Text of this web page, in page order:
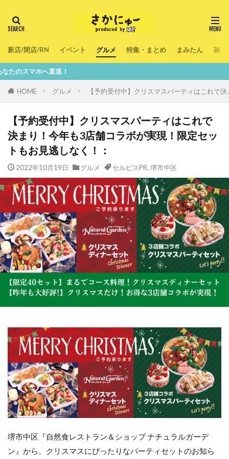
新店/閉店/RN イベント グルメ 特集・まとめ まみたん 暮ら
送！
HOME グルメ 【予約受付中】クリスマスパーティはこれで
【予約受付中】クリスマスパーティはこれで
決まり！今年も3店舗コラボが実現！限定セッ
トもお見逃しなく！：
2022年10月19日 グルメ セルビスPR, 堺市中区
堺市中区『自然食レストラン＆ショップ ナチュラルガーデ
ン』から、クリスマスにぴったりなパーティセットのお知ら